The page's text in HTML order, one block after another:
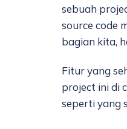
sebuah
source code
bagian kita,
Fitur yang
project ini di
seperti yang